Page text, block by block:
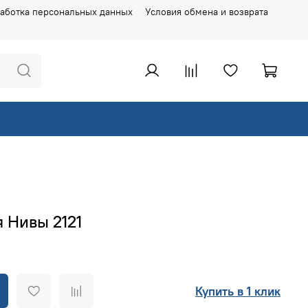
персональных данных Условия обмена и возврата
2121
Купить в 1 клик